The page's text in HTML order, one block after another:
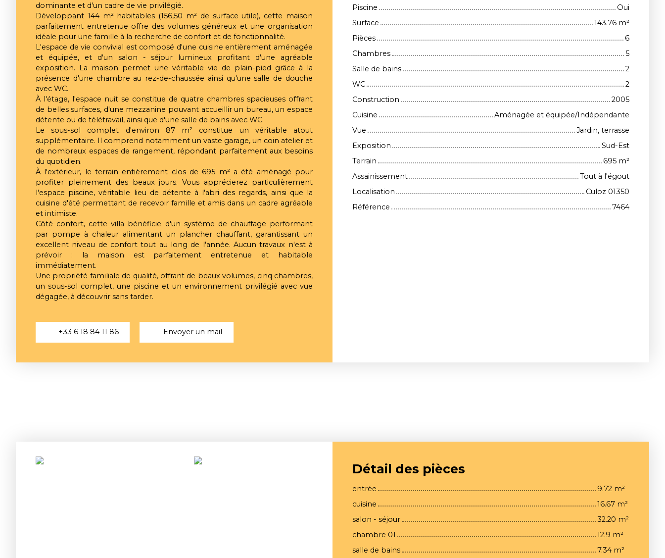
dominante et d'un cadre de vie privilégié.
Développant 144 m² habitables (156,50 m² de surface utile), cette maison
parfaitement entretenue offre des volumes généreux et une organisation
idéale pour une famille à la recherche de confort et de fonctionnalité.
L'espace de vie convivial est composé d'une cuisine entièrement aménagée
et équipée, et d'un salon - séjour lumineux profitant d'une agréable
exposition. La maison permet une véritable vie de plain-pied grâce à la
présence d'une chambre au rez-de-chaussée ainsi qu'une salle de douche
avec WC.
À l'étage, l'espace nuit se constitue de quatre chambres spacieuses offrant
de belles surfaces, d'une mezzanine pouvant accueillir un bureau, un espace
détente ou de télétravail, ainsi que d'une salle de bains avec WC.
Le sous-sol complet d'environ 87 m² constitue un véritable atout
supplémentaire. Il comprend notamment un vaste garage, un coin atelier et
de nombreux espaces de rangement, répondant parfaitement aux besoins
du quotidien.
À l'extérieur, le terrain entièrement clos de 695 m² a été aménagé pour
profiter pleinement des beaux jours. Vous apprécierez particulièrement
l'espace piscine, véritable lieu de détente à l'abri des regards, ainsi que la
cuisine d'été permettant de recevoir famille et amis dans un cadre agréable
et intimiste.
Côté confort, cette villa bénéficie d'un système de chauffage performant
par pompe à chaleur alimentant un plancher chauffant, garantissant un
excellent niveau de confort tout au long de l'année. Aucun travaux n'est à
prévoir : la maison est parfaitement entretenue et habitable
immédiatement.
Une propriété familiale de qualité, offrant de beaux volumes, cinq chambres,
un sous-sol complet, une piscine et un environnement privilégié avec vue
dégagée, à découvrir sans tarder.
+33 6 18 84 11 86 Envoyer un mail
Piscine
Oui
Surface
143.76 m²
Pièces
6
Chambres
5
Salle de bains
2
WC
2
Construction
2005
Cuisine
Aménagée et équipée/Indépendante
Vue
Jardin, terrasse
Exposition
Sud-Est
Terrain
695 m²
Assainissement
Tout à l'égout
Localisation
Culoz 01350
Référence
7464
Détail des pièces
entrée
9.72 m²
cuisine
16.67 m²
salon - séjour
32.20 m²
chambre 01
12.9 m²
salle de bains
7.34 m²